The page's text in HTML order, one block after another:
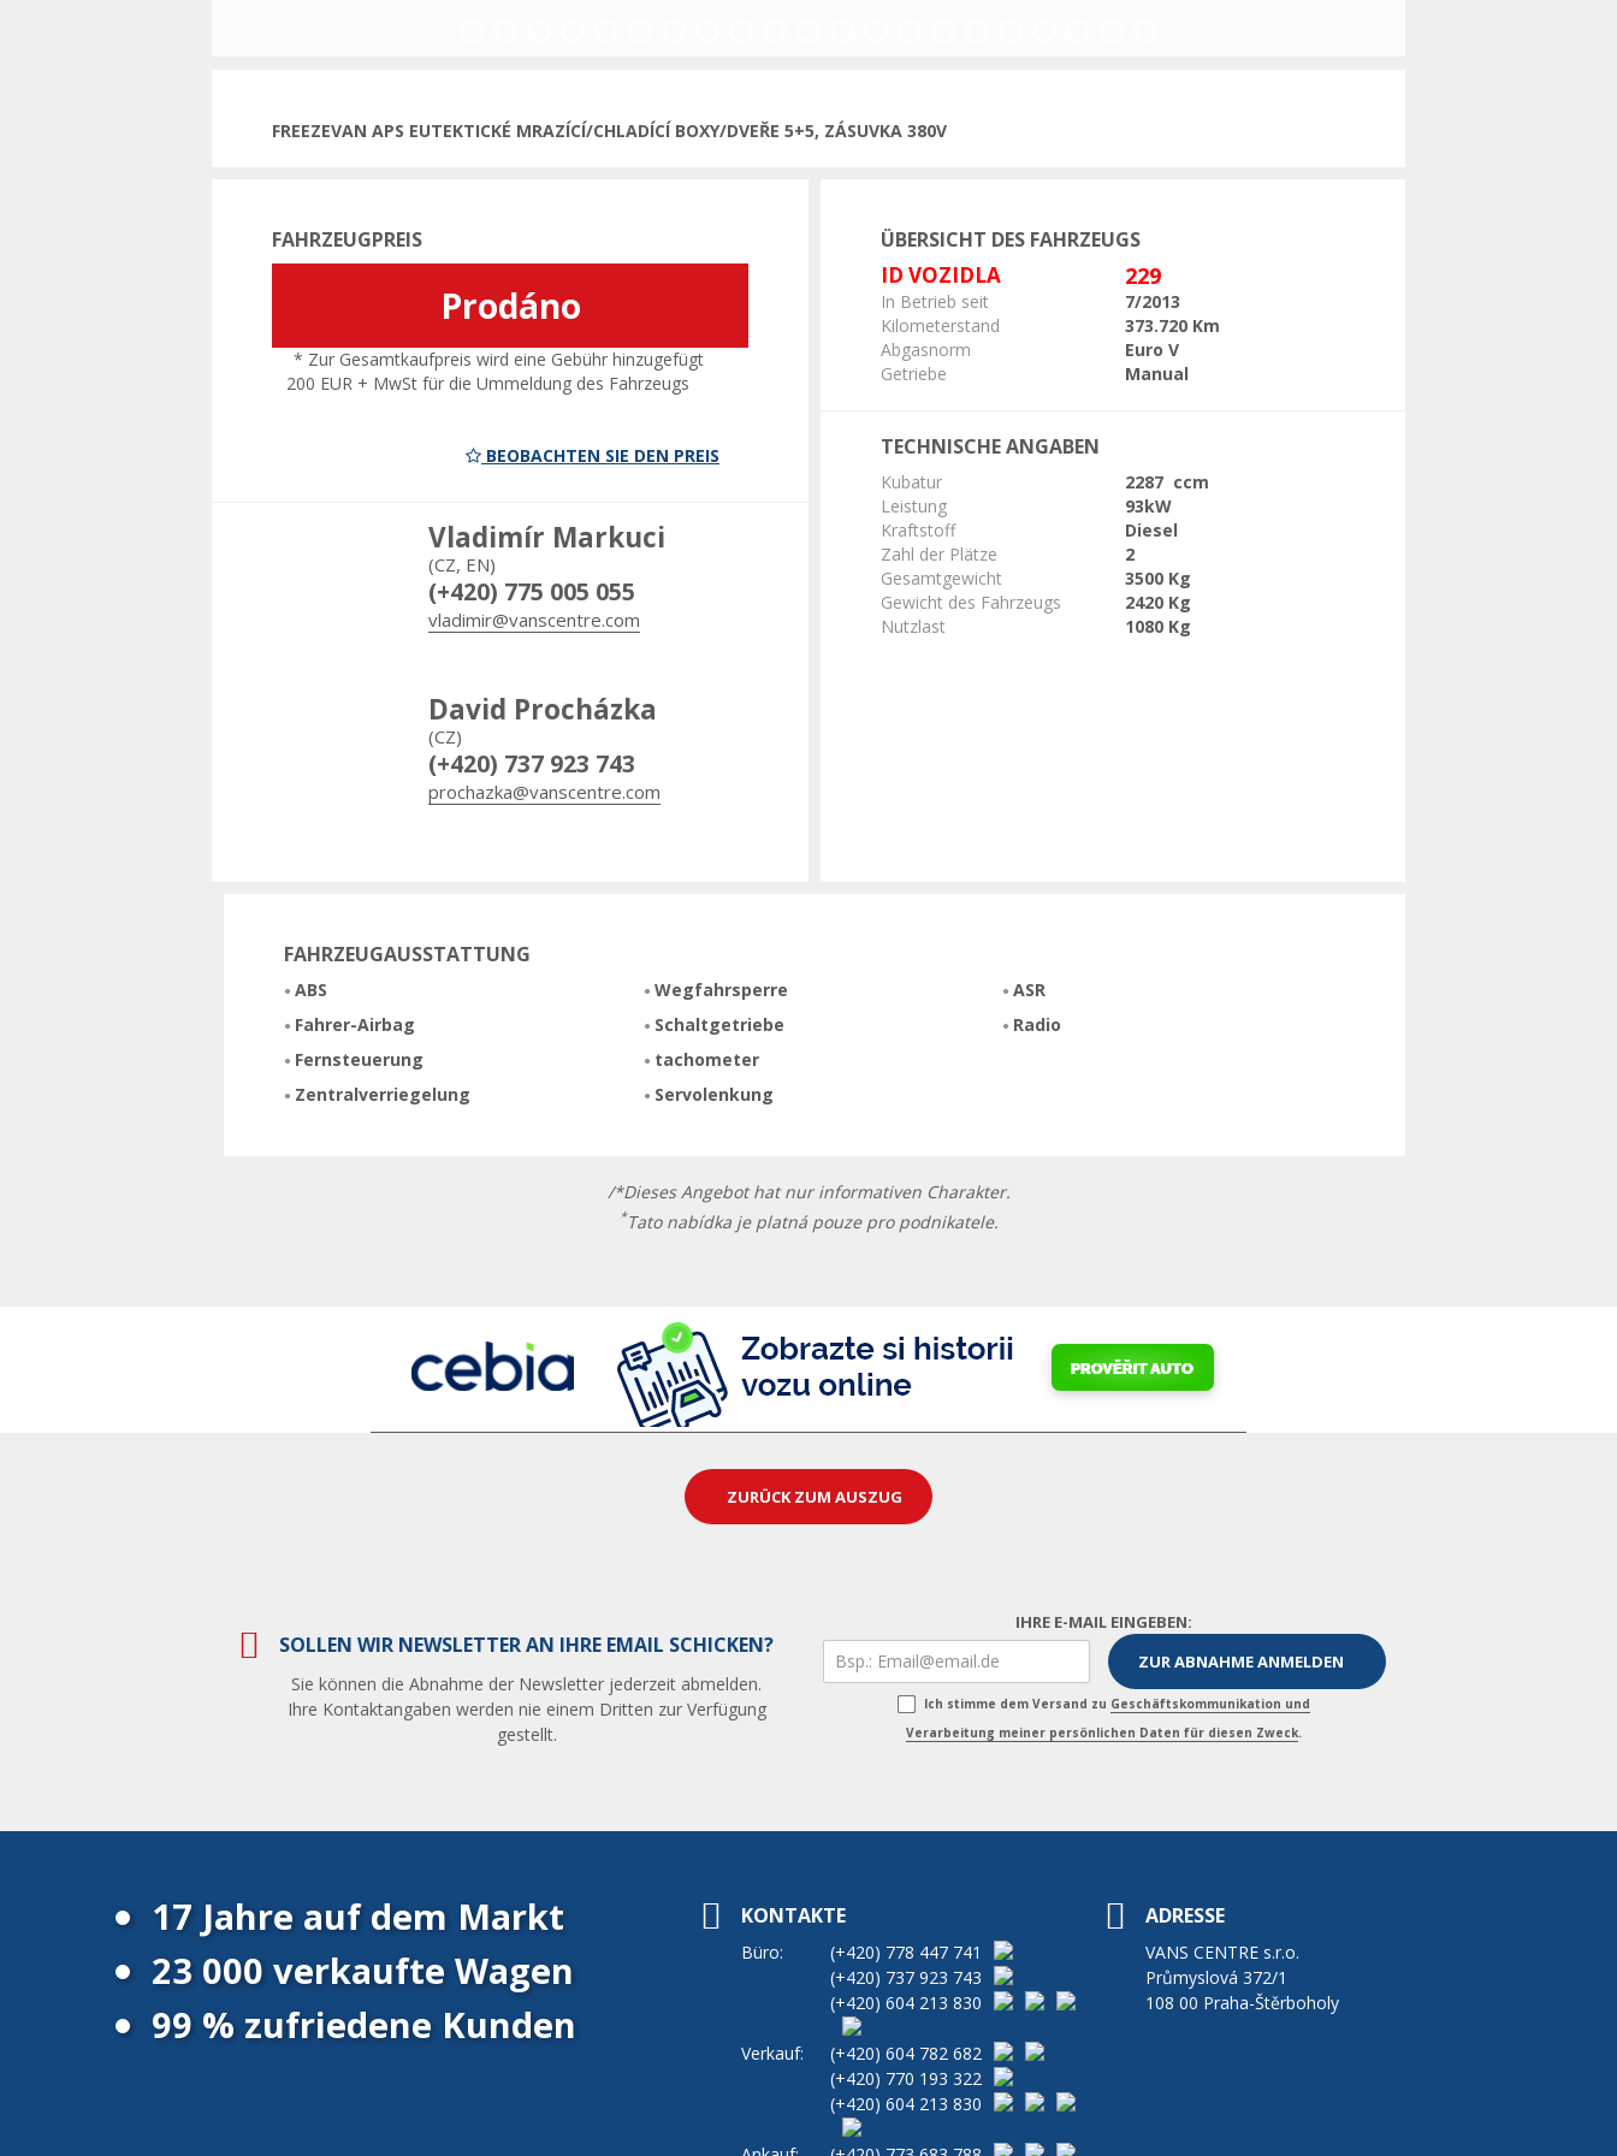
FREEZEVAN APS EUTEKTICKÉ MRAZÍCÍ/CHLADÍCÍ BOXY/DVEŘE 5+5, ZÁSUVKA 380V
FAHRZEUGPREIS
Prodáno
* Zur Gesamtkaufpreis wird eine Gebühr hinzugefügt
200 EUR + MwSt für die Ummeldung des Fahrzeugs
BEOBACHTEN SIE DEN PREIS
Vladimír Markuci
(CZ, EN)
(+420) 775 005 055
vladimir@vanscentre.com
David Procházka
(CZ)
(+420) 737 923 743
prochazka@vanscentre.com
ÜBERSICHT DES FAHRZEUGS
ID VOZIDLA 229
In Betrieb seit
7/2013
Kilometerstand
373.720 Km
Abgasnorm
Euro V
Getriebe
Manual
TECHNISCHE ANGABEN
Kubatur
2287 ccm
Leistung
93kW
Kraftstoff
Diesel
Zahl der Plätze
2
Gesamtgewicht
3500 Kg
Gewicht des Fahrzeugs
2420 Kg
Nutzlast
1080 Kg
FAHRZEUGAUSSTATTUNG
ABS
Fahrer-Airbag
Fernsteuerung
Zentralverriegelung
Wegfahrsperre
Schaltgetriebe
tachometer
Servolenkung
ASR
Radio
/*Dieses Angebot hat nur informativen Charakter.
*Tato nabídka je platná pouze pro podnikatele.
ZURÜCK ZUM AUSZUG
SOLLEN WIR NEWSLETTER AN IHRE EMAIL SCHICKEN?
Sie können die Abnahme der Newsletter jederzeit abmelden.
Ihre Kontaktangaben werden nie einem Dritten zur Verfügung
gestellt.
IHRE E-MAIL EINGEBEN:
Ich stimme dem Versand zu Geschäftskommunikation und
Verarbeitung meiner persönlichen Daten für diesen Zweck.
17 Jahre auf dem Markt
23 000 verkaufte Wagen
99 % zufriedene Kunden
KONTAKTE
Büro: (+420) 778 447 741
(+420) 737 923 743
(+420) 604 213 830
Verkauf: (+420) 604 782 682
(+420) 770 193 322
(+420) 604 213 830
ADRESSE
VANS CENTRE s.r.o.
Průmyslová 372/1
108 00 Praha-Štěrboholy